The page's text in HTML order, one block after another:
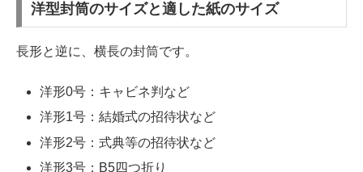
洋型封筒のサイズと適した紙のサイズ
長形と逆に、横長の封筒です。
洋形0号：キャビネ判など
洋形1号：結婚式の招待状など
洋形2号：式典等の招待状など
洋形3号：B5四つ折り